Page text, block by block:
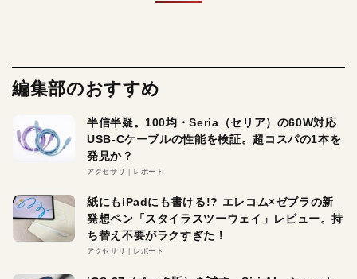
編集部のおすすめ
半信半疑。100均・Seria（セリア）の60W対応
USB-Cケーブルの性能を検証。超コスパの1本を
発見か？
アクセサリ レポート
紙にもiPadにも書ける!? エレコム×ゼブラの新
発想ペン「スタイラスツーウェイ」レビュー。持
ち替え不要がラクすぎた！
アクセサリ レポート